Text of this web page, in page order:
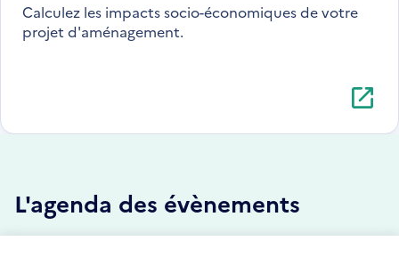
Calculez les impacts socio-économiques de votre
projet d'aménagement.
S'ouvre
dans
L'agenda des évènements